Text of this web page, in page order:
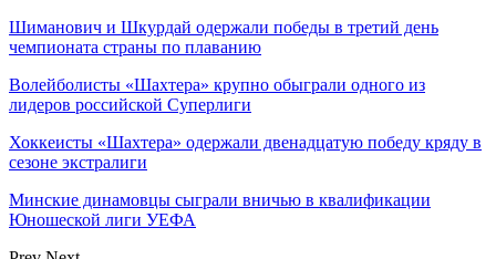
Шиманович и Шкурдай одержали победы в третий день
чемпионата страны по плаванию
Волейболисты «Шахтера» крупно обыграли одного из
лидеров российской Суперлиги
Хоккеисты «Шахтера» одержали двенадцатую победу кряду в
сезоне экстралиги
Минские динамовцы сыграли вничью в квалификации
Юношеской лиги УЕФА